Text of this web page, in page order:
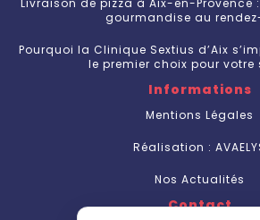
Livraison de pizza à Aix-en-Provence
gourmandise au
Pourquoi la Clinique Sextius d’Aix
le premier choix pour votre
Informations
Mentions Légales
Réalisation :
Nos Actualités
Contact